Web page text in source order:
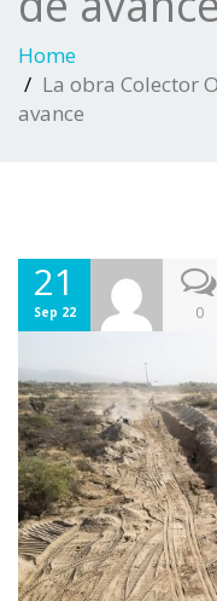
Home
La obra Colector
avance
21
Sep 22 0